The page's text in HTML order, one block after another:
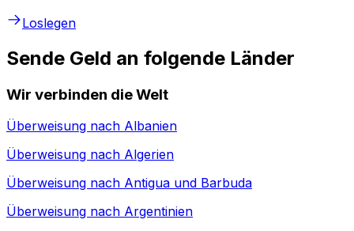
Loslegen
Sende Geld an folgende Länder
Wir verbinden die Welt
Überweisung nach Albanien
Überweisung nach Algerien
Überweisung nach Antigua und Barbuda
Überweisung nach Argentinien